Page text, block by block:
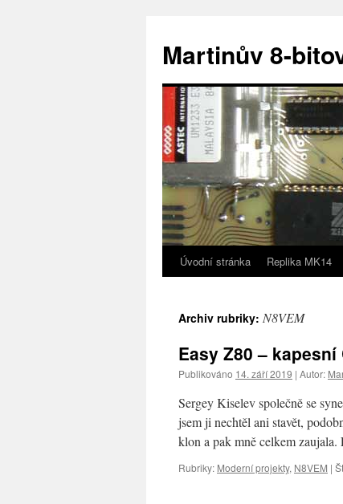
obsahu
webu
Martinův 8-
Úvodní stránka Replika MK14
Archiv rubriky: N8VEM
Easy Z80 –
Publikováno 14. září 2019 | Autor:
Sergey Kiselev společně se
jsem ji nechtěl ani stavět,
klon a pak mně celkem
Rubriky: Moderní projekty, N8VEM |